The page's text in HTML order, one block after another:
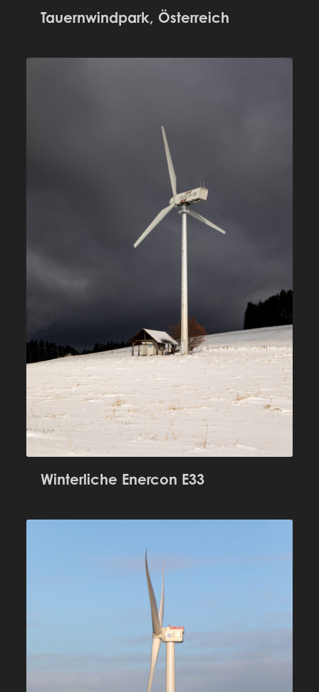
Tauernwindpark, Österreich
Winterliche Enercon E33